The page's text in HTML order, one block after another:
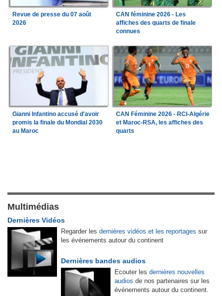
Revue de presse du 07 août
2026
CAN féminine 2026 - Les
affiches des quarts de finale
connues
Gianni Infantino accusé d'avoir
promis la finale du Mondial 2030
au Maroc
CAN Féminine 2026 - RCI-Algérie
et Maroc-RSA, les affiches des
quarts
Multimédias
Dernières Vidéos
Regarder les dernières vidéos et les reportages sur
les événements autour du continent
Dernières bandes audios
Ecouter les dernières nouvelles
audios de nos partenaires sur les
événements autour du continent.